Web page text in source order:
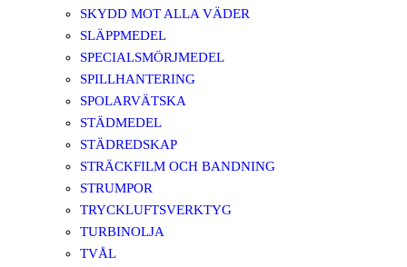
SKYDD MOT ALLA VÄDER
SLÄPPMEDEL
SPECIALSMÖRJMEDEL
SPILLHANTERING
SPOLARVÄTSKA
STÄDMEDEL
STÄDREDSKAP
STRÄCKFILM OCH BANDNING
STRUMPOR
TRYCKLUFTSVERKTYG
TURBINOLJA
TVÅL